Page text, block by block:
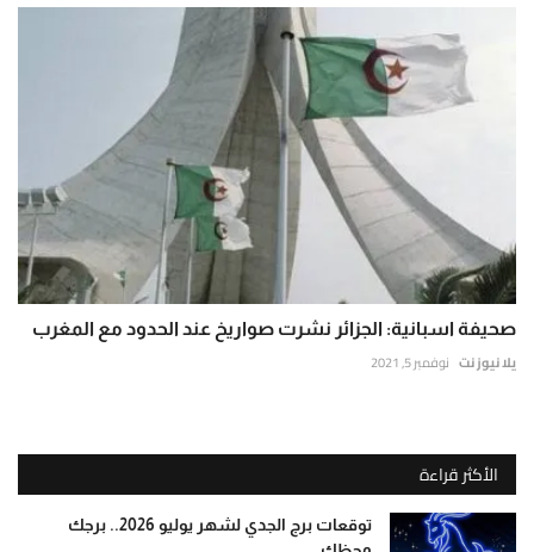
صحيفة اسبانية: الجزائر نشرت صواريخ عند الحدود مع المغرب
يلا نيوز نت نوفمبر 5, 2021
الأكثر قراءة
توقعات برج الجدي لشهر يوليو 2026.. برجك